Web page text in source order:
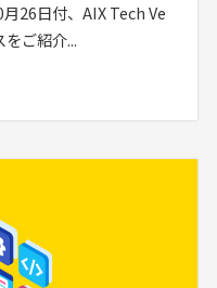
26日付、AIX Tech Ve
ご紹介...